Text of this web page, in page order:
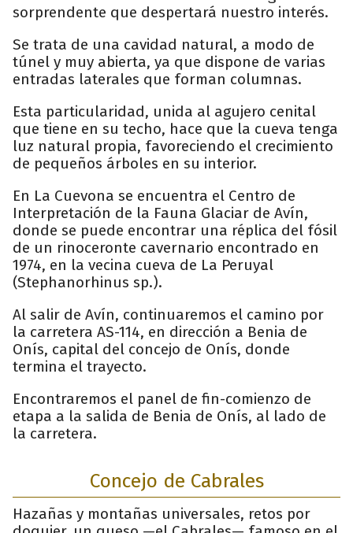
sorprendente que despertará nuestro interés.
Se trata de una cavidad natural, a modo de
túnel y muy abierta, ya que dispone de varias
entradas laterales que forman columnas.
Esta particularidad, unida al agujero cenital
que tiene en su techo, hace que la cueva tenga
luz natural propia, favoreciendo el crecimiento
de pequeños árboles en su interior.
En La Cuevona se encuentra el Centro de
Interpretación de la Fauna Glaciar de Avín,
donde se puede encontrar una réplica del fósil
de un rinoceronte cavernario encontrado en
1974, en la vecina cueva de La Peruyal
(Stephanorhinus sp.).
Al salir de Avín, continuaremos el camino por
la carretera AS-114, en dirección a Benia de
Onís, capital del concejo de Onís, donde
termina el trayecto.
Encontraremos el panel de fin-comienzo de
etapa a la salida de Benia de Onís, al lado de
la carretera.
Concejo de Cabrales
Hazañas y montañas universales, retos por